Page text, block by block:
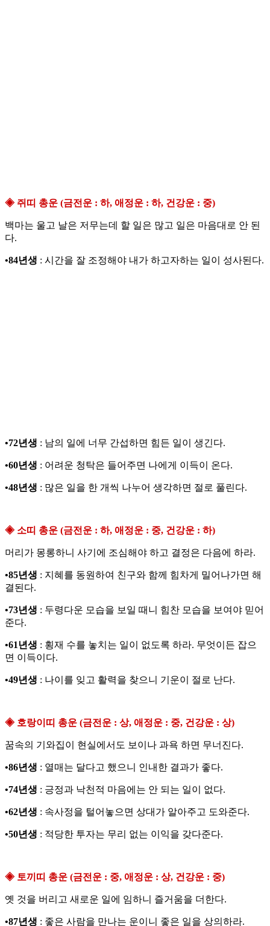
◈ 쥐띠 총운 (금전운 : 하, 애정운 : 하, 건강운 : 중)
백마는 울고 날은 저무는데 할 일은 많고 일은 마음대로 안 된
다.
•84년생 : 시간을 잘 조정해야 내가 하고자하는 일이 성사된다.
•72년생 : 남의 일에 너무 간섭하면 힘든 일이 생긴다.
•60년생 : 어려운 청탁은 들어주면 나에게 이득이 온다.
•48년생 : 많은 일을 한 개씩 나누어 생각하면 절로 풀린다.
◈ 소띠 총운 (금전운 : 하, 애정운 : 중, 건강운 : 하)
머리가 몽롱하니 사기에 조심해야 하고 결정은 다음에 하라.
•85년생 : 지혜를 동원하여 친구와 함께 힘차게 밀어나가면 해
결된다.
•73년생 : 두령다운 모습을 보일 때니 힘찬 모습을 보여야 믿어
준다.
•61년생 : 횡재 수를 놓치는 일이 없도록 하라. 무엇이든 잡으
면 이득이다.
•49년생 : 나이를 잊고 활력을 찾으니 기운이 절로 난다.
◈ 호랑이띠 총운 (금전운 : 상, 애정운 : 중, 건강운 : 상)
꿈속의 기와집이 현실에서도 보이나 과욕 하면 무너진다.
•86년생 : 열매는 달다고 했으니 인내한 결과가 좋다.
•74년생 : 긍정과 낙천적 마음에는 안 되는 일이 없다.
•62년생 : 속사정을 털어놓으면 상대가 알아주고 도와준다.
•50년생 : 적당한 투자는 무리 없는 이익을 갖다준다.
◈ 토끼띠 총운 (금전운 : 중, 애정운 : 상, 건강운 : 중)
옛 것을 버리고 새로운 일에 임하니 즐거움을 더한다.
•87년생 : 좋은 사람을 만나는 운이니 좋은 일을 상의하라.